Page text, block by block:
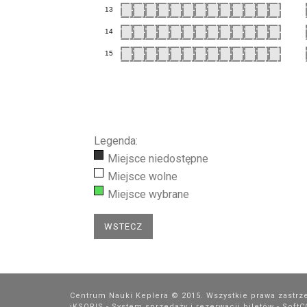
13
14
15
Legenda:
Miejsce niedostępne
Miejsce wolne
Miejsce wybrane
Centrum Nauki Keplera © 2015. Wszystkie prawa